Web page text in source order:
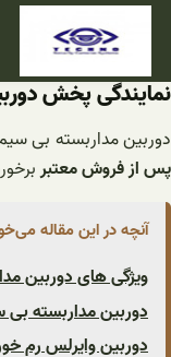
رفتن
نمایندگی پخش
دوربین مداربسته بی
پس از فروش معتبر
آنچه در این مقاله
ویژگی های دوربین
دوربین مداربسته بی
دوربین وایرلس رم